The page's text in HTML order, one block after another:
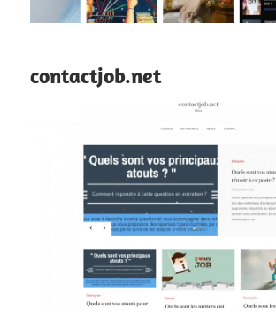
contactjob.net